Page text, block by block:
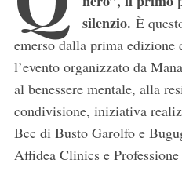
silenzio. È
emerso dalla prima edizione
l’evento organizzato da
al benessere mentale, alla
condivisione, iniziativa
Bcc di Busto Garolfo e
Affidea Clinics e Professione